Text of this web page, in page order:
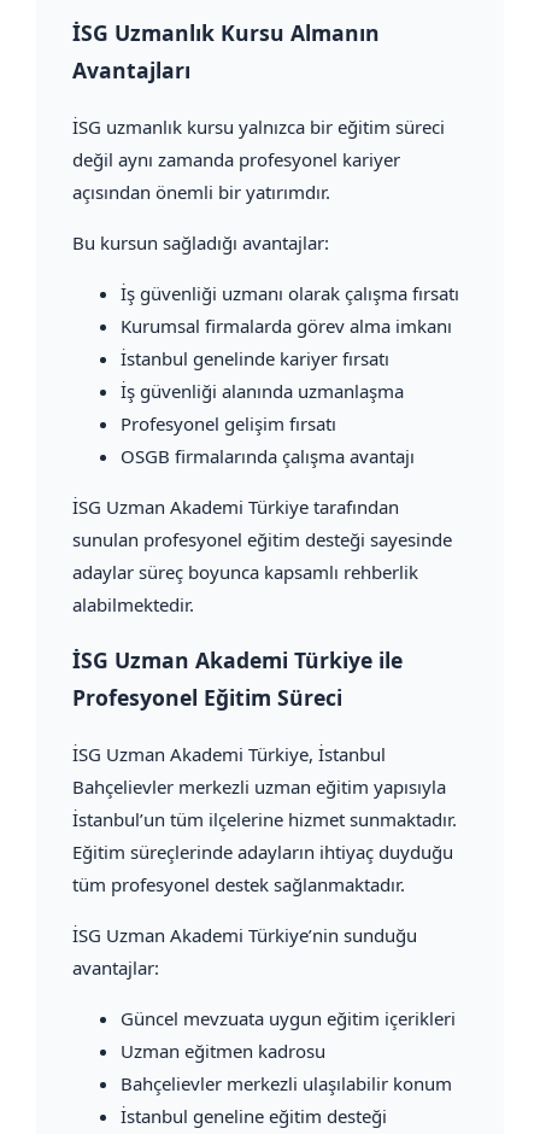
İSG Uzmanlık Kursu Almanın
Avantajları
İSG uzmanlık kursu yalnızca bir eğitim süreci
değil aynı zamanda profesyonel kariyer
açısından önemli bir yatırımdır.
Bu kursun sağladığı avantajlar:
İş güvenliği uzmanı olarak çalışma fırsatı
Kurumsal firmalarda görev alma imkanı
İstanbul genelinde kariyer fırsatı
İş güvenliği alanında uzmanlaşma
Profesyonel gelişim fırsatı
OSGB firmalarında çalışma avantajı
İSG Uzman Akademi Türkiye tarafından
sunulan profesyonel eğitim desteği sayesinde
adaylar süreç boyunca kapsamlı rehberlik
alabilmektedir.
İSG Uzman Akademi Türkiye ile
Profesyonel Eğitim Süreci
İSG Uzman Akademi Türkiye, İstanbul
Bahçelievler merkezli uzman eğitim yapısıyla
İstanbul’un tüm ilçelerine hizmet sunmaktadır.
Eğitim süreçlerinde adayların ihtiyaç duyduğu
tüm profesyonel destek sağlanmaktadır.
İSG Uzman Akademi Türkiye’nin sunduğu
avantajlar:
Güncel mevzuata uygun eğitim içerikleri
Uzman eğitmen kadrosu
Bahçelievler merkezli ulaşılabilir konum
İstanbul geneline eğitim desteği